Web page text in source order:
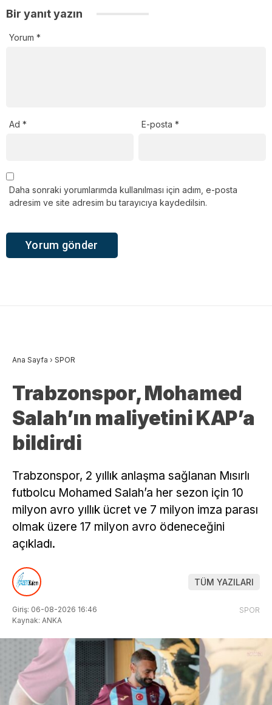
Bir yanıt yazın
Yorum *
Ad * E-posta*
Daha sonraki yorumlarımda kullanılması için adım, e-posta
adresim ve site adresim bu tarayıcıya kaydedilsin.
Ana Sayfa › SPOR
Trabzonspor, Mohamed
Salah’ın maliyetini KAP’a
bildirdi
Trabzonspor, 2 yıllık anlaşma sağlanan Mısırlı
futbolcu Mohamed Salah’a her sezon için 10
milyon avro yıllık ücret ve 7 milyon imza parası
olmak üzere 17 milyon avro ödeneceğini
açıkladı.
TÜM YAZILARI
Giriş: 06-08-2026 16:46
Kaynak: ANKA
SPOR